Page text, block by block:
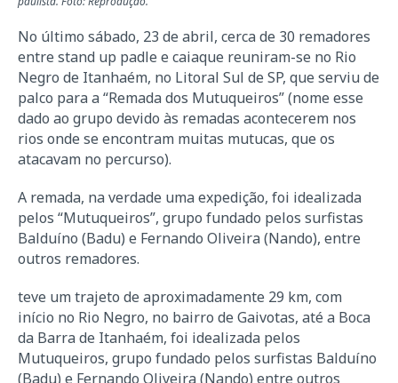
No último sábado, 23 de abril, cerca de 30 remadores
entre stand up padle e caiaque reuniram-se no Rio
Negro de Itanhaém, no Litoral Sul de SP, que serviu de
palco para a “Remada dos Mutuqueiros” (nome esse
dado ao grupo devido às remadas acontecerem nos
rios onde se encontram muitas mutucas, que os
atacavam no percurso).
A remada, na verdade uma expedição, foi idealizada
pelos “Mutuqueiros”, grupo fundado pelos surfistas
Balduíno (Badu) e Fernando Oliveira (Nando), entre
outros remadores.
teve um trajeto de aproximadamente 29 km, com
início no Rio Negro, no bairro de Gaivotas, até a Boca
da Barra de Itanhaém, foi idealizada pelos
Mutuqueiros, grupo fundado pelos surfistas Balduíno
(Badu) e Fernando Oliveira (Nando) entre outros